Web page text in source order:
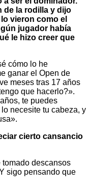
de la rodilla y dijo
vieron como el
jugador había
le hizo creer que
cómo lo he
ganar el Open de
meses tras 17 años
que hacerlo?».
te puedes
necesite tu cabeza, y
cierto cansancio
tomado descansos
sigo pensando que